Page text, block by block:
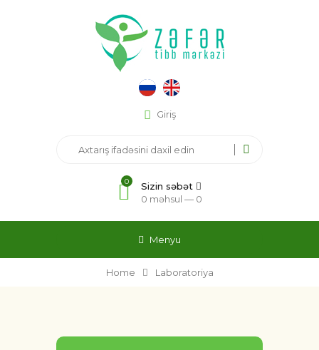
Giriş
0
Sizin səbət
0 məhsul — 0
Menyu
Home Laboratoriya